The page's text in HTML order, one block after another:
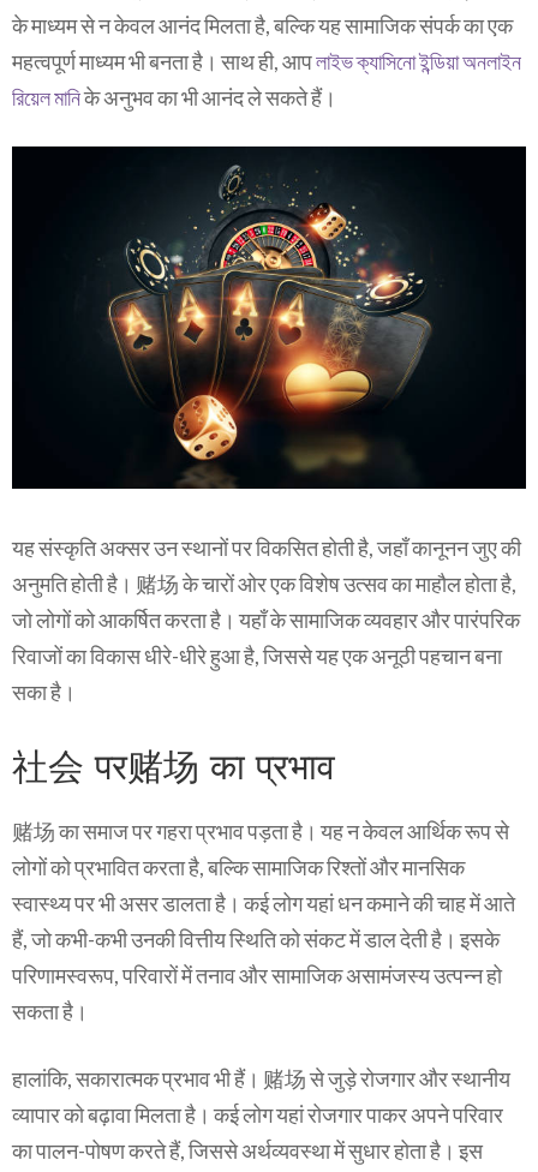
के माध्यम से न केवल आनंद मिलता है, बल्कि यह सामाजिक संपर्क का एक
महत्वपूर्ण माध्यम भी बनता है। साथ ही, आपলাইভ ক্যাসিনো ইন্ডিয়া অনলাইন
রিয়েল মানিके अनुभव का भी आनंद ले सकते हैं।
यह संस्कृति अक्सर उन स्थानों पर विकसित होती है, जहाँ कानूनन जुए की
अनुमति होती है। 赌场 के चारों ओर एक विशेष उत्सव का माहौल होता है,
जो लोगों को आकर्षित करता है। यहाँ के सामाजिक व्यवहार और पारंपरिक
रिवाजों का विकास धीरे-धीरे हुआ है, जिससे यह एक अनूठी पहचान बना
सका है।
社会 पर赌场 का प्रभाव
赌场 का समाज पर गहरा प्रभाव पड़ता है। यह न केवल आर्थिक रूप से
लोगों को प्रभावित करता है, बल्कि सामाजिक रिश्तों और मानसिक
स्वास्थ्य पर भी असर डालता है। कई लोग यहां धन कमाने की चाह में आते
हैं, जो कभी-कभी उनकी वित्तीय स्थिति को संकट में डाल देती है। इसके
परिणामस्वरूप, परिवारों में तनाव और सामाजिक असामंजस्य उत्पन्न हो
सकता है।
हालांकि, सकारात्मक प्रभाव भी हैं। 赌场 से जुड़े रोजगार और स्थानीय
व्यापार को बढ़ावा मिलता है। कई लोग यहां रोजगार पाकर अपने परिवार
का पालन-पोषण करते हैं, जिससे अर्थव्यवस्था में सुधार होता है। इस